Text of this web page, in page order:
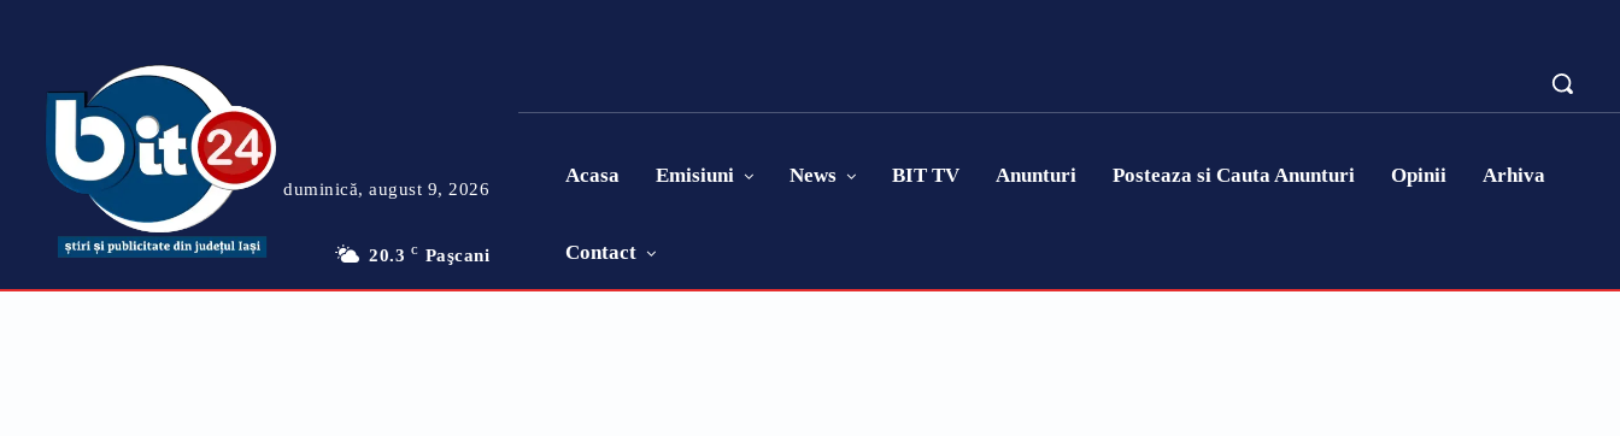
duminică, august 9, 2026
20.3 C Paşcani
Acasa Emisiuni News BIT TV Anunturi Posteaza si Cauta Anunturi Opinii Arhiva
Contact